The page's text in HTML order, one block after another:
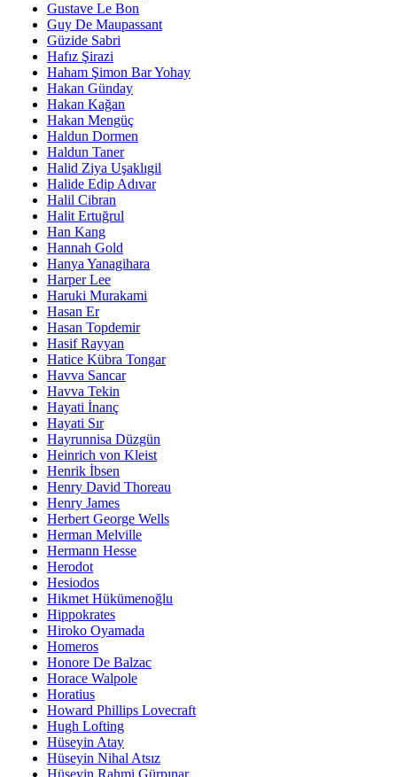
Gustave Le Bon
Guy De Maupassant
Güzide Sabri
Hafız Şirazi
Haham Şimon Bar Yohay
Hakan Günday
Hakan Kağan
Hakan Mengüç
Haldun Dormen
Haldun Taner
Halid Ziya Uşaklıgil
Halide Edip Adıvar
Halil Cibran
Halit Ertuğrul
Han Kang
Hannah Gold
Hanya Yanagihara
Harper Lee
Haruki Murakami
Hasan Er
Hasan Topdemir
Hasif Rayyan
Hatice Kübra Tongar
Havva Sancar
Havva Tekin
Hayati İnanç
Hayati Sır
Hayrunnisa Düzgün
Heinrich von Kleist
Henrik İbsen
Henry David Thoreau
Henry James
Herbert George Wells
Herman Melville
Hermann Hesse
Herodot
Hesiodos
Hikmet Hükümenoğlu
Hippokrates
Hiroko Oyamada
Homeros
Honore De Balzac
Horace Walpole
Horatius
Howard Phillips Lovecraft
Hugh Lofting
Hüseyin Atay
Hüseyin Nihal Atsız